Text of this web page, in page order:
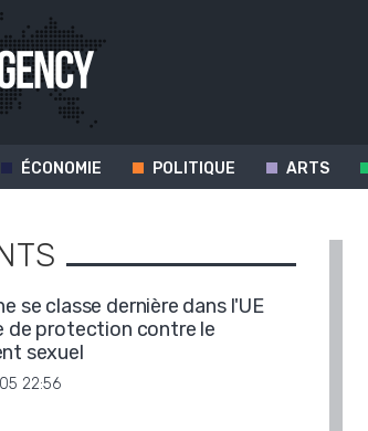
ÉCONOMIE POLITIQUE ARTS
se classe dernière dans l'UE
de protection contre le
sexuel
22:56